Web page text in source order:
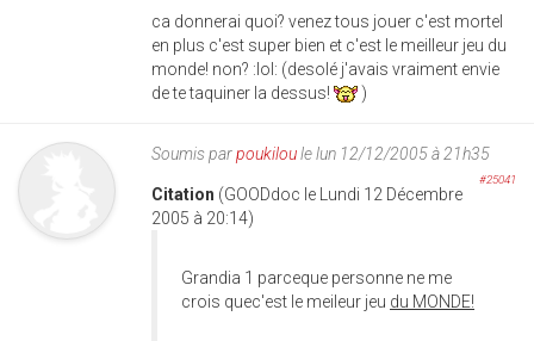
ca donnerai quoi? venez tous jouer c'est mortel
en plus c'est super bien et c'est le meilleur jeu du
monde! non? :lol: (desolé j'avais vraiment envie
de te taquiner la dessus!
)
Soumis parpoukiloule lun 12/12/2005 à 21h35
#25041
Citation (GOODdoc le Lundi 12 Décembre
2005 à 20:14)
Grandia 1 parceque personne ne me
crois quec'est le meileur jeu du MONDE!